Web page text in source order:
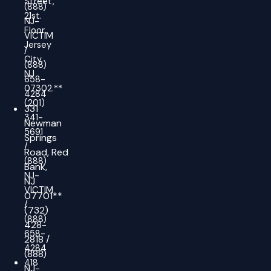
21st.
Floor,
Jersey
City,
NJ
07302.**
(201)
341-
5691
/
(888)
NJ-
VICTIM
/
(888)
658-
4284
418
(888)
NJ-
VICTIM
/
(888)
658-
4284
331
Newman
Springs
Road,Red
Bank,
NJ
07701**
(732)
428-
2818 /
(888)
NJ-